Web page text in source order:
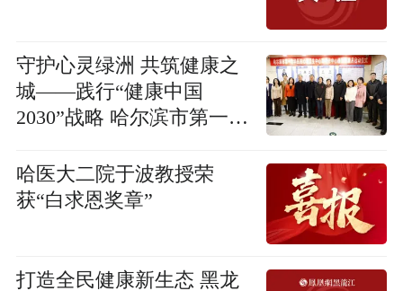
守护心灵绿洲 共筑健康之
城——践行“健康中国
2030”战略 哈尔滨市第一专
分中心正式开诊
哈医大二院于波教授荣
获“白求恩奖章”
打造全民健康新生态 黑龙